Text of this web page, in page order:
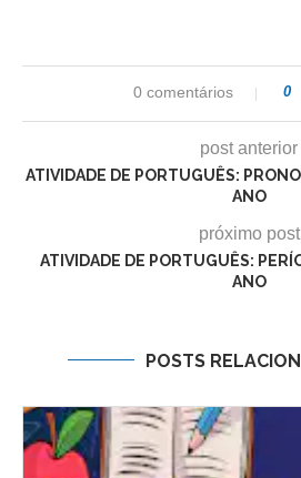
0 comentários 0
post anterior
ATIVIDADE DE PORTUGUÊS:
ANO
próximo post
ATIVIDADE DE PORTUGUÊS:
ANO
POSTS